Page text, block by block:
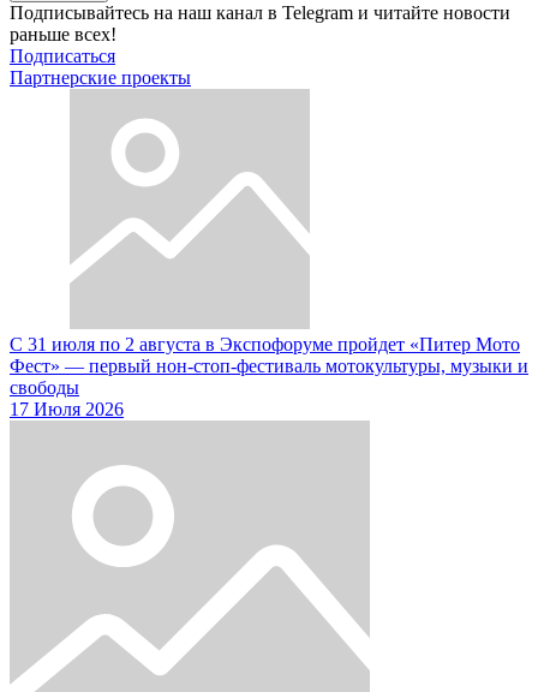
Подписывайтесь на наш канал в Telegram и читайте новости
раньше всех!
Подписаться
Партнерские проекты
С 31 июля по 2 августа в Экспофоруме пройдет «Питер Мото
Фест» — первый нон-стоп-фестиваль мотокультуры, музыки и
свободы
17 Июля 2026